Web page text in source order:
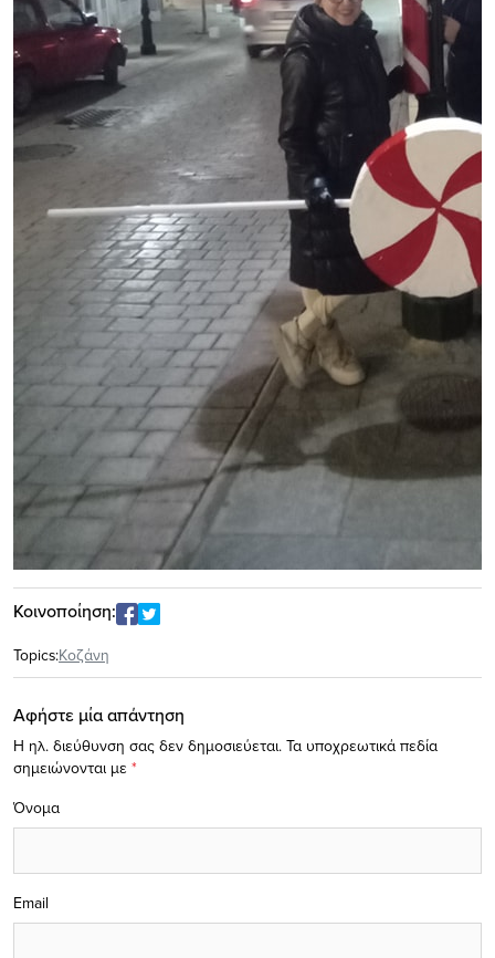
Κοινοποίηση:
Topics:Κοζάνη
Αφήστε μία απάντηση
Η ηλ. διεύθυνση σας δεν δημοσιεύεται. Τα υποχρεωτικά πεδία
σημειώνονται με *
Όνομα
Email